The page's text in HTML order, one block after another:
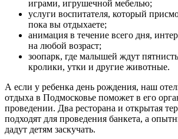
играми, игрушечной мебелью;
услуги воспитателя, который
пока вы отдыхаете;
анимация в течение всего дня,
на любой возраст;
зоопарк, где малышей ждут
кролики, утки и другие животные.
А если у ребенка день рождения, наш
отдыха в Подмосковье поможет в его
проведении. Два ресторана и открытая
подходят для проведения банкета, а
дадут детям заскучать.